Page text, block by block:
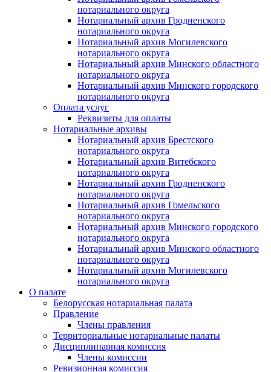
нотариального округа
Нотариальный архив Гродненского
нотариального округа
Нотариальный архив Могилевского
нотариального округа
Нотариальный архив Минского областного
нотариального округа
Нотариальный архив Минского городского
нотариального округа
Оплата услуг
Реквизиты для оплаты
Нотариальные архивы
Нотариальный архив Брестского
нотариального округа
Нотариальный архив Витебского
нотариального округа
Нотариальный архив Гродненского
нотариального округа
Нотариальный архив Гомельского
нотариального округа
Нотариальный архив Минского городского
нотариального округа
Нотариальный архив Минского областного
нотариального округа
Нотариальный архив Могилевского
нотариального округа
О палате
Белорусская нотариальная палата
Правление
Члены правления
Территориальные нотариальные палаты
Дисциплинарная комиссия
Члены комиссии
Ревизионная комиссия